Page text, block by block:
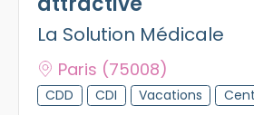
Se
La Solution Médicale
Paris (75008)
CDD CDI Vacations